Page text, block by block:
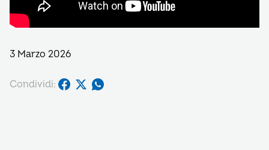
3 Marzo 2026
Condividi: